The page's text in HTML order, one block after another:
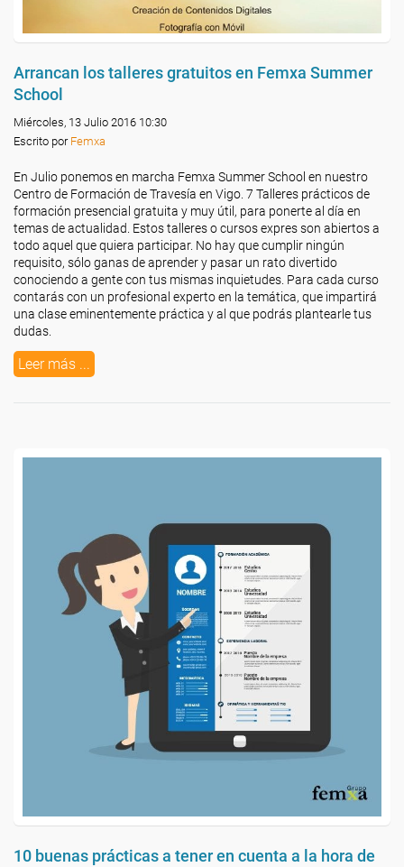
Arrancan los talleres gratuitos en Femxa Summer
School
Miércoles, 13 Julio 2016 10:30
Escrito por Femxa
En Julio ponemos en marcha Femxa Summer School en nuestro
Centro de Formación de Travesía en Vigo. 7 Talleres prácticos de
formación presencial gratuita y muy útil, para ponerte al día en
temas de actualidad. Estos talleres o cursos expres son abiertos a
todo aquel que quiera participar. No hay que cumplir ningún
requisito, sólo ganas de aprender y pasar un rato divertido
conociendo a gente con tus mismas inquietudes. Para cada curso
contarás con un profesional experto en la temática, que impartirá
una clase eminentemente práctica y al que podrás plantearle tus
dudas.
Leer más ...
10 buenas prácticas a tener en cuenta a la hora de